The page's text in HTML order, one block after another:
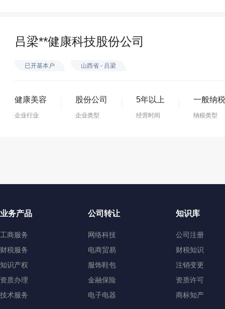
吕梁**健康科技股份公司
已开基本户 山西省 - 吕梁
健康美容
企业行业
股份公司
企业类型
5年以上
经营时间
一般纳
纳税类型
业务产品
工商服务
财税服务
知识产权
资质办理
技术服务
公司转让
网络科技
电商贸易
服饰鞋包
金融保险
电子电器
知识库
公司注册
财税知识
注销变更
资质许可
商标知产